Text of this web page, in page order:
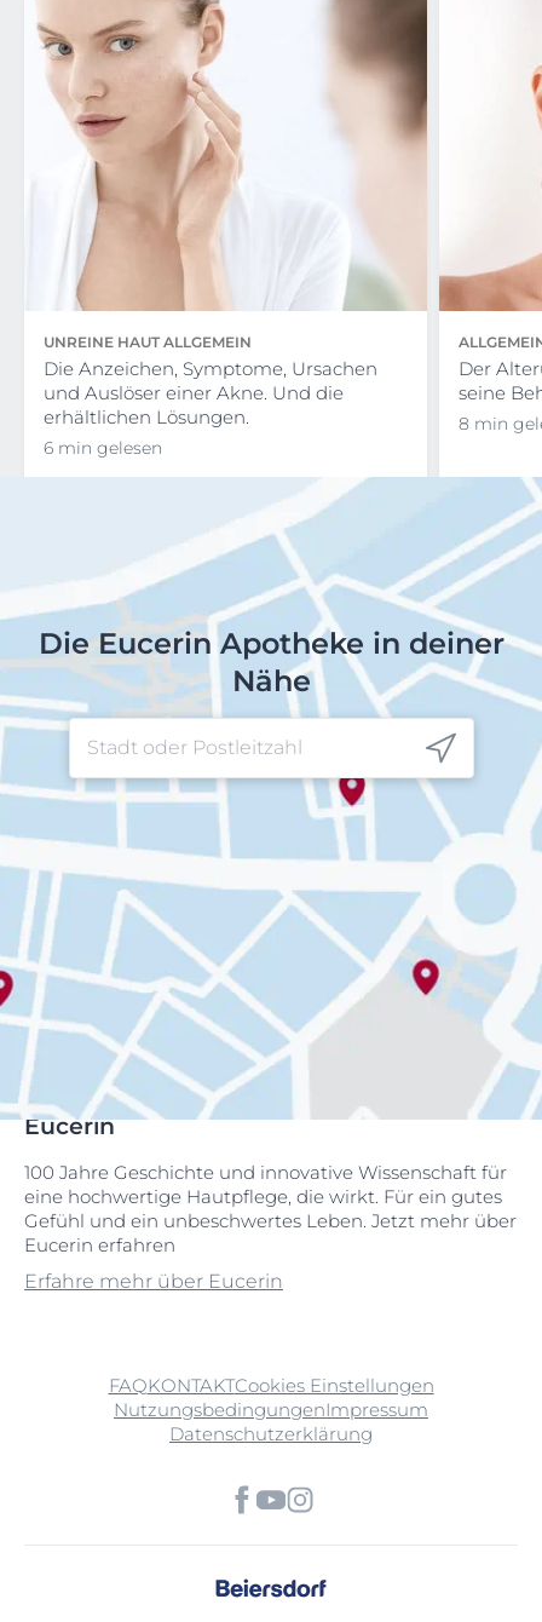
UNREINE HAUT ALLGEMEIN
Die Anzeichen, Symptome, Ursachen
und Auslöser einer Akne. Und die
erhältlichen Lösungen.
6 min gelesen
Der
seine
8 min
Die Eucerin Apotheke in deiner
Nähe
Eucerin
100 Jahre Geschichte und innovative Wissenschaft für
eine hochwertige Hautpflege, die wirkt. Für ein gutes
Gefühl und ein unbeschwertes Leben. Jetzt mehr über
Eucerin erfahren
Erfahre mehr über Eucerin
FAQKONTAKTCookies Einstellungen
NutzungsbedingungenImpressum
Datenschutzerklärung